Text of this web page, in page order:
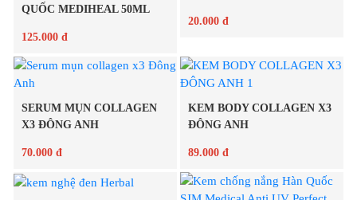
QUỐC MEDIHEAL 50ML
125.000 đ
20.000 đ
Chi tiết
SERUM MỤN COLLAGEN
X3 ĐÔNG ANH
70.000 đ
KEM BODY COLLAGEN X3
ĐÔNG ANH
89.000 đ